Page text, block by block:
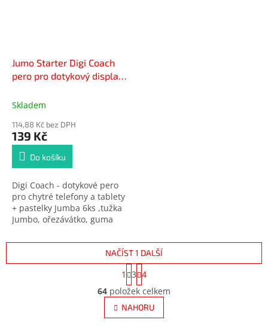
Jumo Starter Digi Coach
pero pro dotykový display
Skladem
114,88 Kč bez DPH
139 Kč
Do košíku
Digi Coach - dotykové pero
pro chytré telefony a tablety
+ pastelky Jumba 6ks ,tužka
Jumbo, ořezávátko, guma
O
v
l
á
NAČÍST 1 DALŠÍ
S
t
r
á
n
k
1 3 4
64 položek celkem
NAHORU